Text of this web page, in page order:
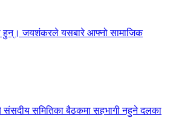
हुन्। जयशंकरले यसबारे आफ्नो सामाजिक
समितिका बैठकमा सहभागी नहुने दलका